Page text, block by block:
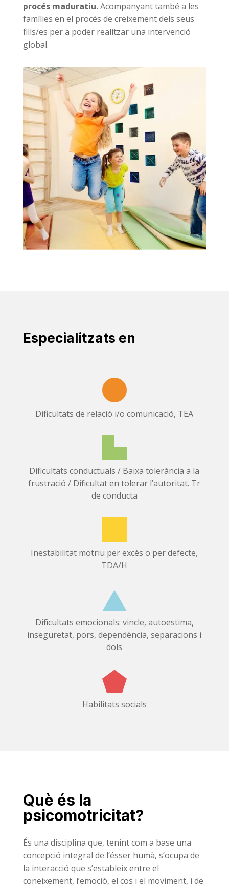
procés maduratiu.Acompanyant també a les
famílies en el procés de creixement dels seus
fills/es per a poder realitzar una intervenció
global.
Especialitzats en
Dificultats de relació i/o comunicació, TEA
Dificultats conductuals / Baixa tolerància a la
frustració / Dificultat en tolerar l’autoritat. Tr
de conducta
Inestabilitat motriu per excés o per defecte,
TDA/H
Dificultats emocionals: vincle, autoestima,
inseguretat, pors, dependència, separacions i
dols
Habilitats socials
Què és la
psicomotricitat?
És una disciplina que, tenint com a base una
concepció integral de l’ésser humà, s’ocupa de
la interacció que s’estableix entre el
coneixement, l’emoció, el cos i el moviment, i de